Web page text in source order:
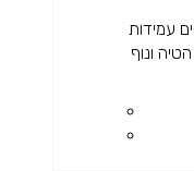
עמידות
ונוף